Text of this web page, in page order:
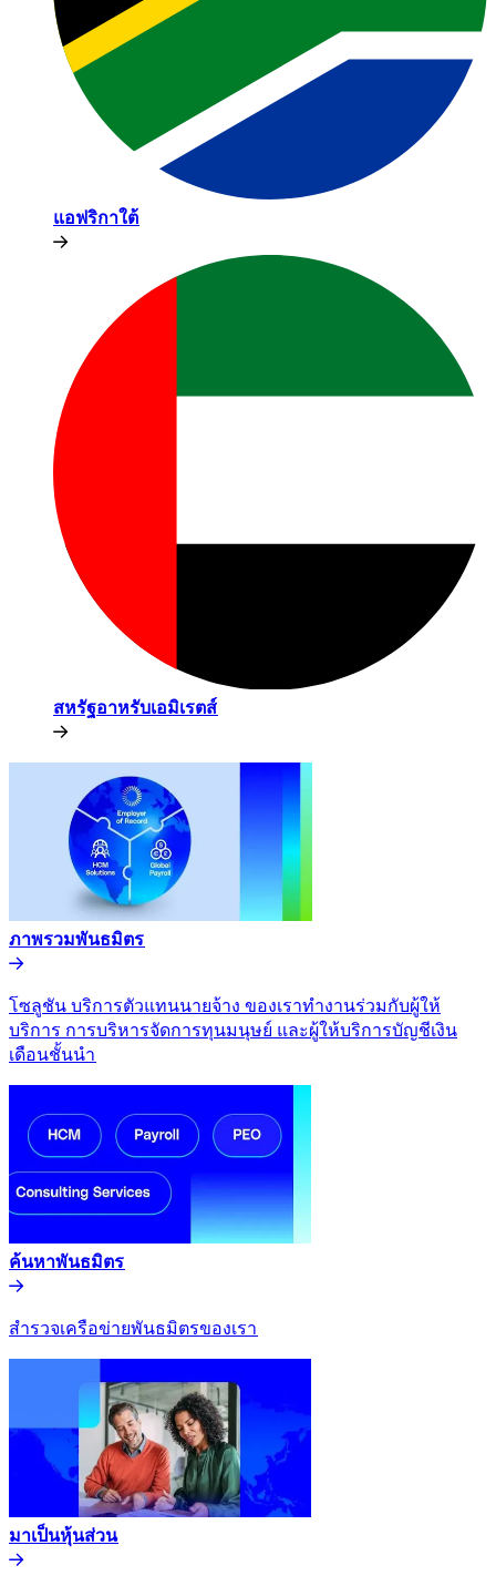
แอฟริกาใต้​​
สหรัฐอาหรับเอมิเรตส์​​
ภาพรวมพันธมิตร​​
โซลูชัน บริการตัวแทนนายจ้าง ของเราทำงานร่วมกับผู้ให้
บริการ การบริหารจัดการทุนมนุษย์ และผู้ให้บริการบัญชีเงิน
เดือนชั้นนำ​​
ค้นหาพันธมิตร​​
สำรวจเครือข่ายพันธมิตรของเรา​​
มาเป็นหุ้นส่วน​​